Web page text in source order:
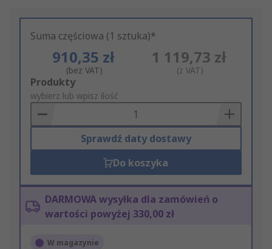
Suma częściowa (1 sztuka)*
910,35 zł
(bez VAT)
1 119,73 zł
(z VAT)
Add
to
Basket
Produkty
wybierz lub wpisz ilość
Sprawdź daty dostawy
Do koszyka
DARMOWA wysyłka dla zamówień o
wartości powyżej 330,00 zł
W magazynie